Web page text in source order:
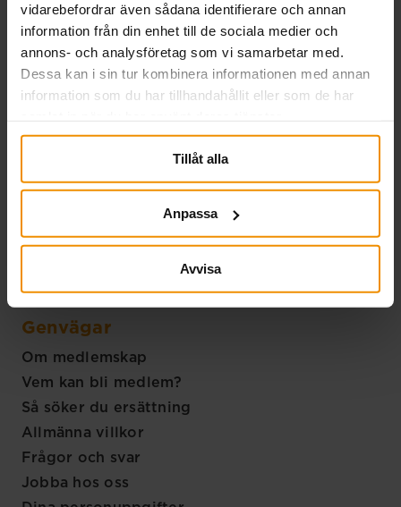
vidarebefordrar även sådana identifierare och annan
information från din enhet till de sociala medier och
annons- och analysföretag som vi samarbetar med.
Dessa kan i sin tur kombinera informationen med annan
information som du har tillhandahållit eller som de har
Tillåt alla
Anpassa
Avvisa
Du kan även ringa oss. Vår telefontid är vardagar
09.00-11.00
08-723 44 00
Handlingar
Handlingar skickas till:
SMÅA
Genvägar
Om medlemskap
Vem kan bli medlem?
Så söker du ersättning
Allmänna villkor
Frågor och svar
Jobba hos oss